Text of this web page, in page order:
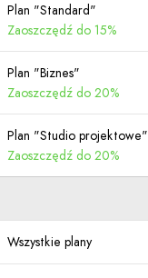
Plan "Standard"
Zaoszczędź do 15%
Plan "Biznes"
Zaoszczędź do 20%
Plan "Studio projektowe"
Zaoszczędź do 20%
Wszystkie plany